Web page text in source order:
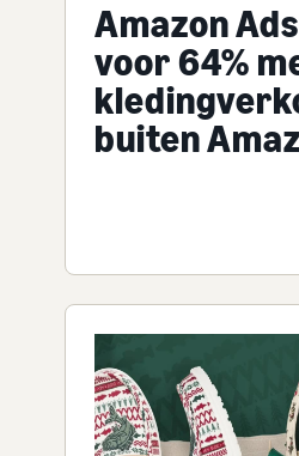
Amazon
voor 64%
buiten